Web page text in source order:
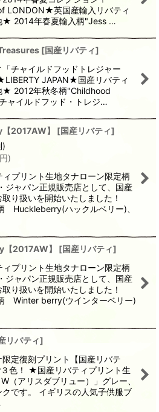
LONDON★英国産輸入リバティ
★ 2014年春夏輸入柄"Jess …
[国産リバティ]
チャイルドフッドトレジャー
JAPAN★国産リバティ
★ 2012年秋冬柄"Childhood
ャイルドフッド・トレジ…
2017AW】 [国産リバティ]
)
円)
プリント生地タナローン限定柄
ャパン正規販売店として、国産
り扱いを開始いたしました！
Huckleberry(ハックルベリー)、
2017AW】 [国産リバティ]
プリント生地タナローン限定柄
ャパン正規販売店として、国産
り扱いを開始いたしました！
Winter berry(ウインターベリー)
リバティ]
定復刻プリント【国産リバテ
色！ ★国産リバティプリント生
（アリスダブリュー）」グレー、
クです。 イギリスの人気子供服ブ